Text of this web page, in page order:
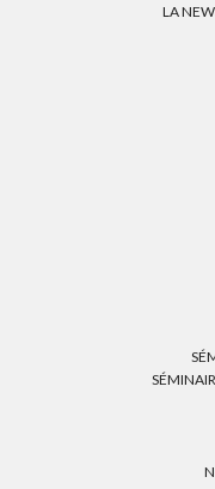
LA